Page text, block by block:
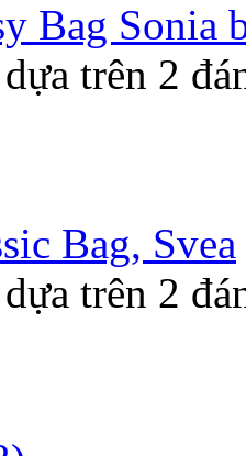
Bag Sonia
trên 2
Bag, Svea
trên 2